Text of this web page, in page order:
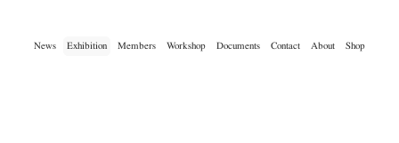
News Exhibition Members Workshop Documents Contact About Shop